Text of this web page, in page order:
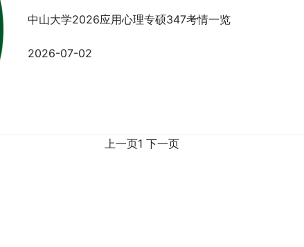
中山大学2026应用心理专硕347考情一览
2026-07-02
上一页1 下一页